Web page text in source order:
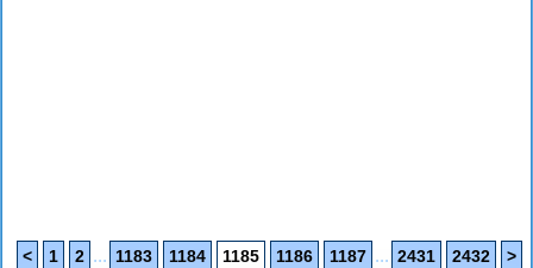
< 1 2 ... 1183 1184 1185 1186 1187 ... 2431 2432 >